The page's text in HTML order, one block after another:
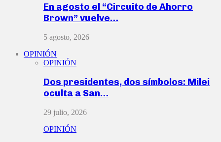
En agosto el “Circuito de Ahorro
Brown” vuelve…
5 agosto, 2026
OPINIÓN
OPINIÓN
Dos presidentes, dos símbolos: Milei
oculta a San…
29 julio, 2026
OPINIÓN